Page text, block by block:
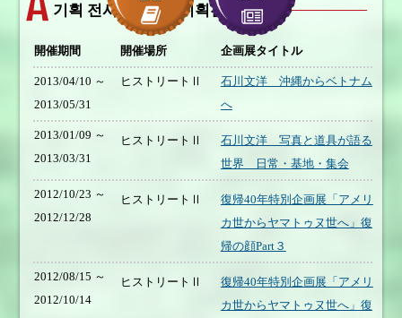
기획 전시실 - 지난 기획전
開催期間 開催場所 企画展タイトル
2013/04/10 ～
2013/05/31
ヒストリートⅡ
石川文洋 沖縄からベトナム
へ
2013/01/09 ～
2013/03/31
ヒストリートⅡ
石川文洋 写真と道具が語る
世界 日常・基地・集会
2012/10/23 ～
2012/12/28
ヒストリートⅡ
復帰40年特別企画展「アメリ
カ世からヤマトゥヌ世へ」復
帰の顔Part３
2012/08/15 ～
2012/10/14
ヒストリートⅡ
復帰40年特別企画展「アメリ
カ世からヤマトゥヌ世へ」復